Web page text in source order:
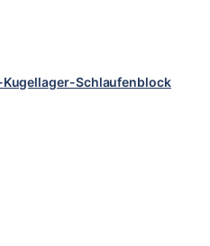
Kugellager-Schlaufenblock